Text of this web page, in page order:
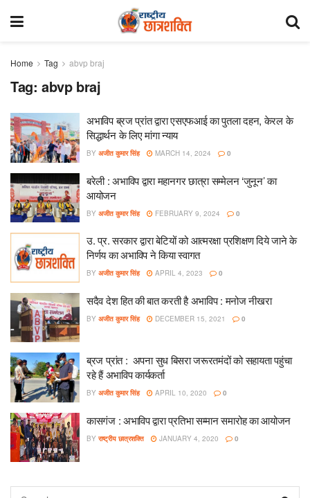
Home Tag abvp braj
Tag: abvp braj
अभाविप ब्रज प्रांत द्वारा एसएफआई का पुतला दहन, केरल के
सिद्धार्थन के लिए मांगा न्याय
BY अजीत कुमार सिंह MARCH 14, 2024 0
बरेली : अभाविप द्वारा महानगर छात्रा सम्मेलन ‘जुनून’ का
आयोजन
BY अजीत कुमार सिंह FEBRUARY 9, 2024 0
उ. प्र. सरकार द्वारा बेटियों को आत्मरक्षा प्रशिक्षण दिये जाने के
निर्णय का अभाविप ने किया स्वागत
BY अजीत कुमार सिंह APRIL 4, 2023 0
सदैव देश हित की बात करती है अभाविप : मनोज नीखरा
BY अजीत कुमार सिंह DECEMBER 15, 2021 0
ब्रज प्रांत : अपना सुध बिसरा जरूरतमंदों को सहायता पहुंचा
रहे हैं अभाविप कार्यकर्ता
BY अजीत कुमार सिंह APRIL 10, 2020 0
कासगंज : अभाविप द्वारा प्रतिभा सम्मान समारोह का आयोजन
BY राष्ट्रीय छात्रशक्ति JANUARY 4, 2020 0